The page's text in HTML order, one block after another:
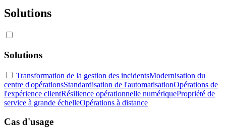
Solutions
Solutions
Transformation de la gestion des incidentsModernisation du
centre d'opérationsStandardisation de l'automatisationOpérations de
l'expérience clientRésilience opérationnelle numériquePropriété de
service à grande échelleOpérations à distance
Cas d'usage